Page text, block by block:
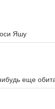
Яшу
еще